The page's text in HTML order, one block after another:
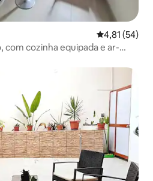
4,81 de uma
4,81 (54)
com cozinha equipada e ar-